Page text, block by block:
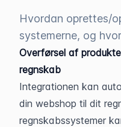
Hvordan oprettes/
systemerne, og
Overførsel af
regnskab
Integrationen kan
din webshop til dit
regnskabssystemer